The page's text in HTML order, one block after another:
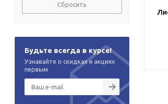
Сбросить
Будьте всегда в курсе!
Узнавайте о скидках и акциях
первым